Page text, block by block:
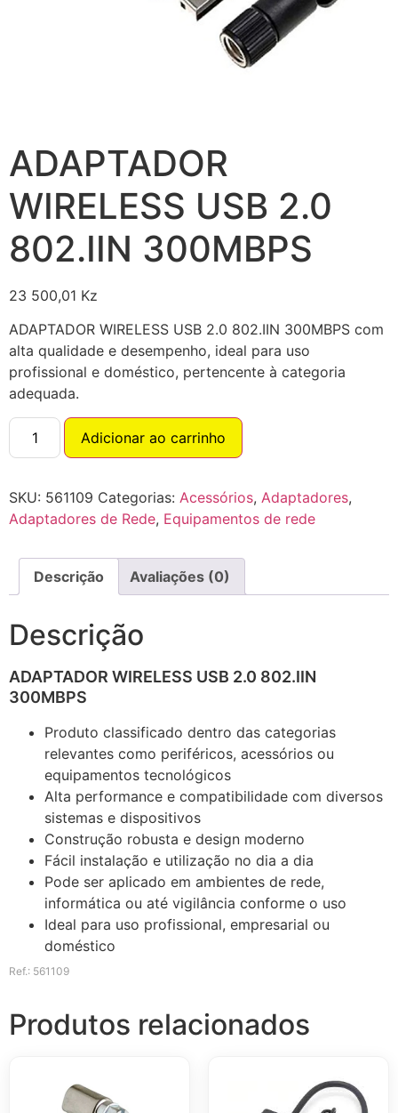
ADAPTADOR
WIRELESS USB 2.0
802.IIN 300MBPS
23 500,01 Kz
ADAPTADOR WIRELESS USB 2.0 802.IIN 300MBPS com
alta qualidade e desempenho, ideal para uso
profissional e doméstico, pertencente à categoria
adequada.
Adicionar ao carrinho
SKU: 561109 Categorias: Acessórios, Adaptadores,
Adaptadores de Rede, Equipamentos de rede
Descrição Avaliações (0)
Descrição
ADAPTADOR WIRELESS USB 2.0 802.IIN
300MBPS
Produto classificado dentro das categorias
relevantes como periféricos, acessórios ou
equipamentos tecnológicos
Alta performance e compatibilidade com diversos
sistemas e dispositivos
Construção robusta e design moderno
Fácil instalação e utilização no dia a dia
Pode ser aplicado em ambientes de rede,
informática ou até vigilância conforme o uso
Ideal para uso profissional, empresarial ou
doméstico
Ref.: 561109
Produtos relacionados